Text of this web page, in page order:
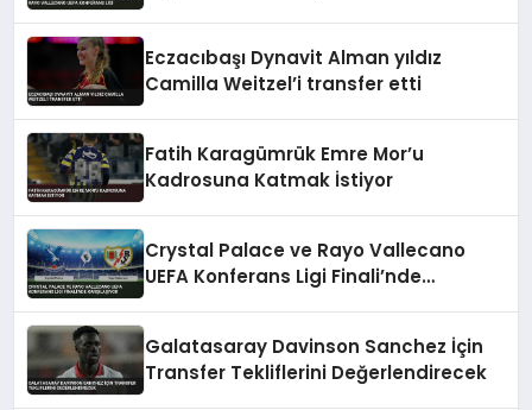
Eczacıbaşı Dynavit Alman yıldız
Camilla Weitzel’i transfer etti
Fatih Karagümrük Emre Mor’u
Kadrosuna Katmak İstiyor
Crystal Palace ve Rayo Vallecano
UEFA Konferans Ligi Finali’nde
Galatasaray Davinson Sanchez İçin
Transfer Tekliflerini Değerlendirecek